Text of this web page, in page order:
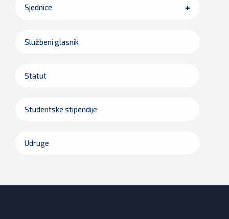
Sjednice
Službeni glasnik
Statut
Studentske stipendije
Udruge